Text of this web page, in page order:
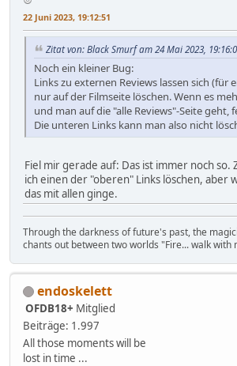
22 Juni 2023, 19:12:51
Zitat von: Black Smurf am 24 Mai 2023,
Noch ein kleiner Bug:
Links zu externen Reviews lassen sich (für
nur auf der Filmseite löschen. Wenn es
und man auf die "alle Reviews"-Seite geht,
Die unteren Links kann man also nicht
Fiel mir gerade auf: Das ist immer noch so.
ich einen der "oberen" Links löschen, aber
das mit allen ginge.
Through the darkness of future's past, the
chants out between two worlds "Fire... walk with
endoskelett
OFDB18+ Mitglied
Beiträge: 1.997
All those moments will be
lost in time ...